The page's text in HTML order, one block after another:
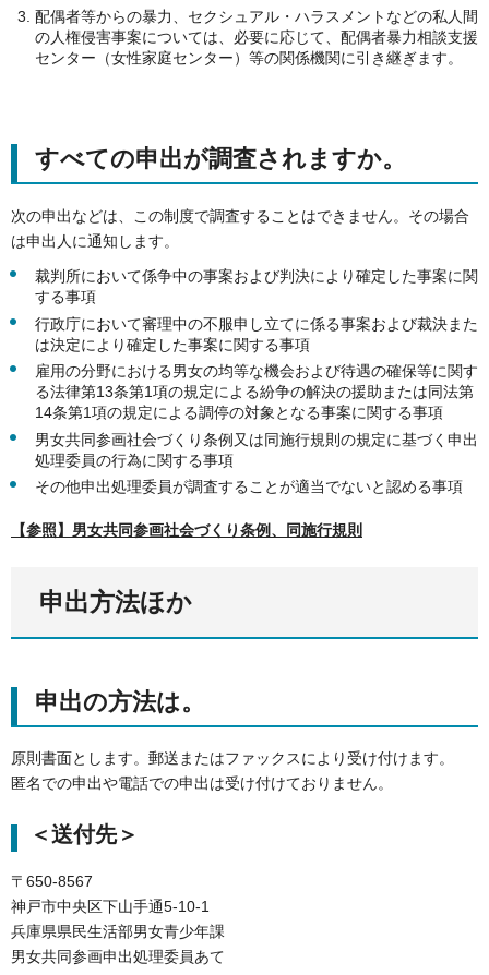
配偶者等からの暴力、セクシュアル・ハラスメントなどの私人間
の人権侵害事案については、必要に応じて、配偶者暴力相談支援
センター（女性家庭センター）等の関係機関に引き継ぎます。
すべての申出が調査されますか。
次の申出などは、この制度で調査することはできません。その場合
は申出人に通知します。
裁判所において係争中の事案および判決により確定した事案に関
する事項
行政庁において審理中の不服申し立てに係る事案および裁決また
は決定により確定した事案に関する事項
雇用の分野における男女の均等な機会および待遇の確保等に関す
る法律第13条第1項の規定による紛争の解決の援助または同法第
14条第1項の規定による調停の対象となる事案に関する事項
男女共同参画社会づくり条例又は同施行規則の規定に基づく申出
処理委員の行為に関する事項
その他申出処理委員が調査することが適当でないと認める事項
【参照】男女共同参画社会づくり条例、同施行規則
申出方法ほか
申出の方法は。
原則書面とします。郵送またはファックスにより受け付けます。
匿名での申出や電話での申出は受け付けておりません。
＜送付先＞
〒650-8567
神戸市中央区下山手通5-10-1
兵庫県県民生活部男女青少年課
男女共同参画申出処理委員あて